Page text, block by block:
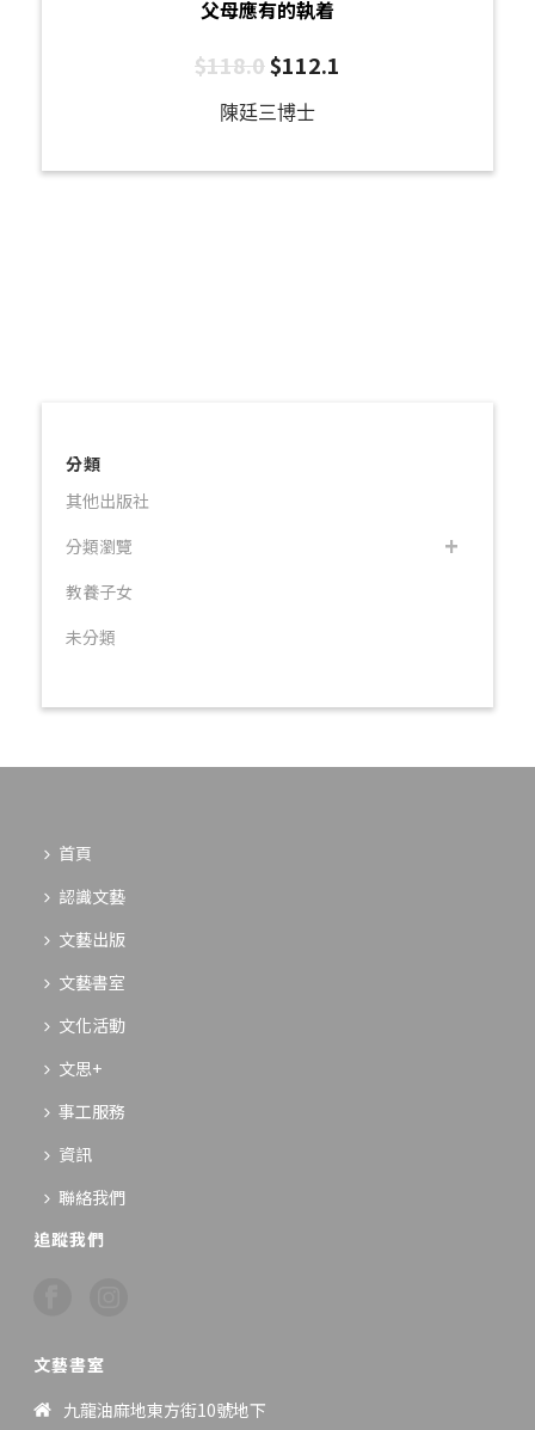
父母應有的執着
$118.0$112.1
陳廷三博士
分類
其他出版社
分類瀏覽
教養子女
未分類
首頁
認識文藝
文藝出版
文藝書室
文化活動
文思+
事工服務
資訊
聯絡我們
追蹤我們
文藝書室
九龍油麻地東方街10號地下